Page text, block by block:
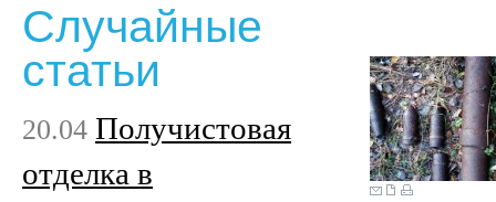
Случайные
статьи
20.04 Получистовая
отделка в